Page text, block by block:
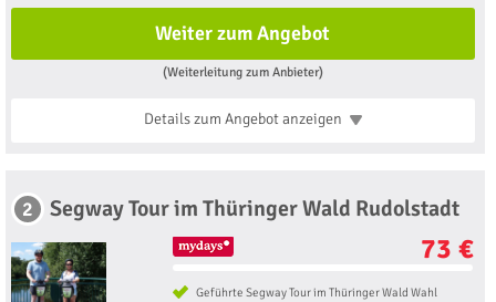
Weiter zum Angebot
(Weiterleitung zum Anbieter)
Details zum Angebotanzeigen
2 Segway Tour im Thüringer Wald Rudolstadt
73 €
Geführte Segway Tour im Thüringer Wald Wahl